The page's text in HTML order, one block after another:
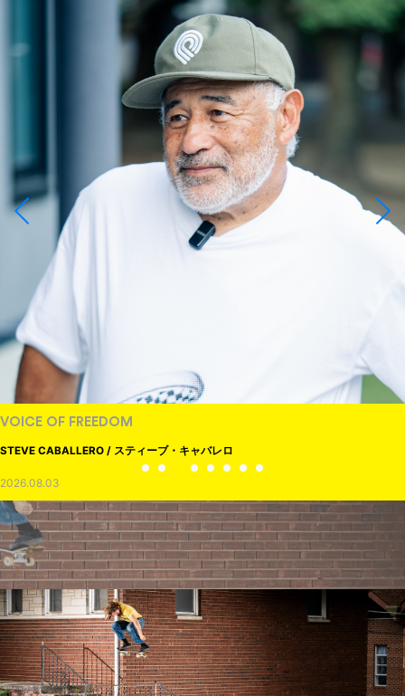
VOICE OF FREEDOM
STEVE CABALLERO / スティーブ・キャバレロ
2026.08.03